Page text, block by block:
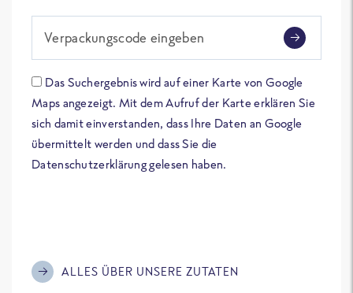
Verpackungscode eingeben
Das Suchergebnis wird auf einer Karte von Google
Maps angezeigt. Mit dem Aufruf der Karte erklären Sie
sich damit einverstanden, dass Ihre Daten an Google
übermittelt werden und dass Sie die
Datenschutzerklärung gelesen haben.
ALLES ÜBER UNSERE ZUTATEN